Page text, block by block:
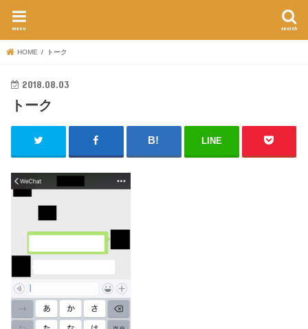
search
menu
HOME トーク
2018.08.03
トーク
LINE